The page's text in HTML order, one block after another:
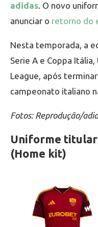
adidas . O novo
anunciar o retorno do
Nesta temporada, a
Serie A e Coppa
League, após
campeonato italiano
Fotos: Reprodução/
Uniforme titular
(Home kit)